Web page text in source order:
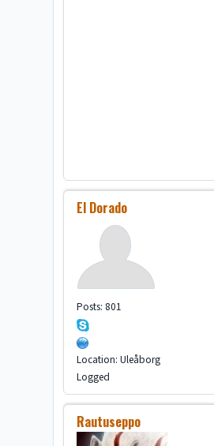
El Dorado
Posts: 801
Location: Uleåborg
Logged
Rautuseppo